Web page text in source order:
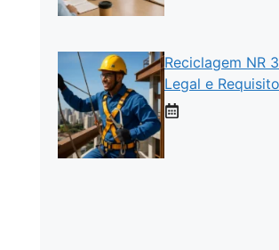
Reciclagem NR
Legal e